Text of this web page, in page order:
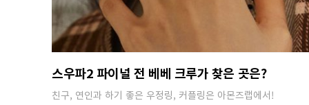
스우파2 파이널 전 베베 크루가 찾은 곳은?
친구, 연인과 하기 좋은 우정링, 커플링은 아몬즈랩에서!